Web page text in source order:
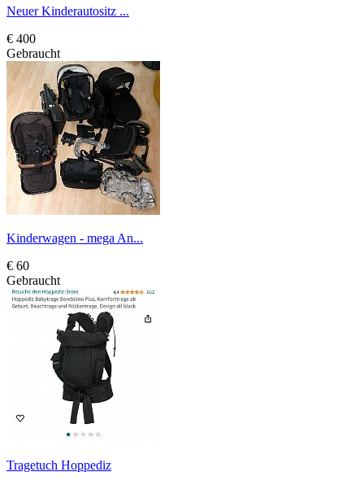
Neuer Kinderautositz ...
€ 400
Gebraucht
Kinderwagen - mega An...
€ 60
Gebraucht
Tragetuch Hoppediz